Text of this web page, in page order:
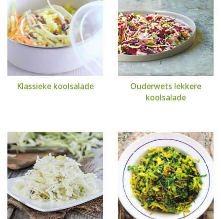
Klassieke koolsalade
Ouderwets lekkere
koolsalade